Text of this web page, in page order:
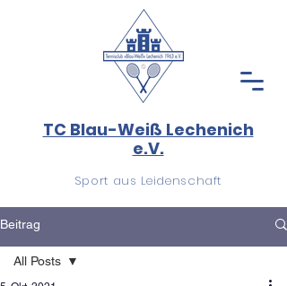
TC Blau-Weiß Lechenich
e.V.
Sport aus Leidenschaft
Beitrag
All Posts